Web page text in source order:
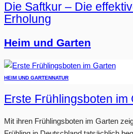
Die Saftkur – Die
Erholung
Heim und Garten
HEIM UND GARTENNATUR
Erste Frühlingsboten im
Mit ihren Frühlingsboten im Garten